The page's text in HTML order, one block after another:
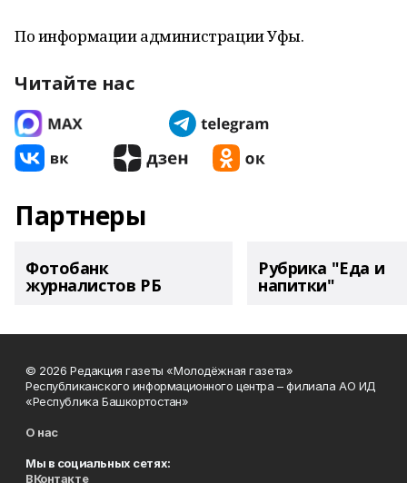
По информации администрации Уфы.
Читайте нас
Партнеры
Фотобанк
журналистов РБ
Рубрика "Еда и
напитки"
© 2026 Редакция газеты «Молодёжная газета»
Республиканского информационного центра – филиала АО ИД
«Республика Башкортостан»
О нас
Мы в социальных сетях:
ВКонтакте